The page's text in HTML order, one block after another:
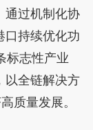
通过机制化协
口持续优化功
标志性产业
以全链解决方
质量发展。